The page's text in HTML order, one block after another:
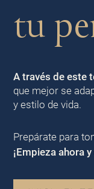
tu
A través de este
que mejor se
y estilo de vida.
Prepárate para
¡Empieza ahora